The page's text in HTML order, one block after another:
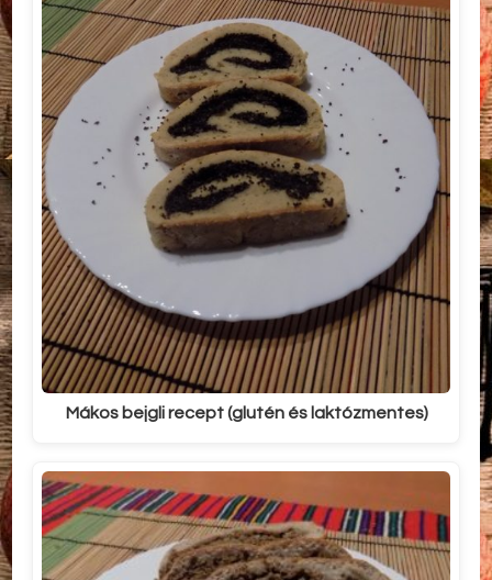
Mákos bejgli recept (glutén és laktózmentes)